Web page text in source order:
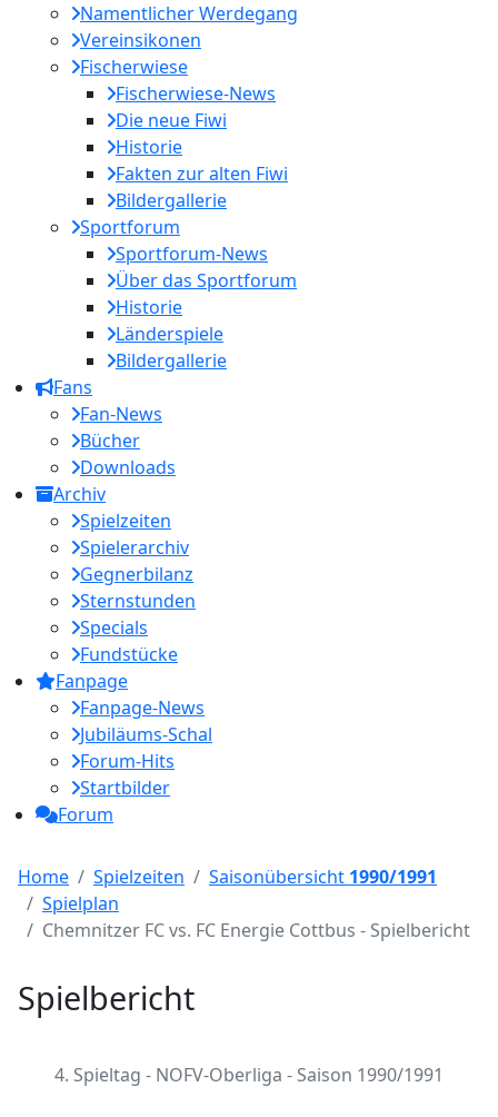
Namentlicher Werdegang
Vereinsikonen
Fischerwiese
Fischerwiese-News
Die neue Fiwi
Historie
Fakten zur alten Fiwi
Bildergallerie
Sportforum
Sportforum-News
Über das Sportforum
Historie
Länderspiele
Bildergallerie
Fans
Fan-News
Bücher
Downloads
Archiv
Spielzeiten
Spielerarchiv
Gegnerbilanz
Sternstunden
Specials
Fundstücke
Fanpage
Fanpage-News
Jubiläums-Schal
Forum-Hits
Startbilder
Forum
Home Spielzeiten Saisonübersicht 1990/1991
Spielplan
Chemnitzer FC vs. FC Energie Cottbus - Spielbericht
Spielbericht
4. Spieltag - NOFV-Oberliga - Saison 1990/1991